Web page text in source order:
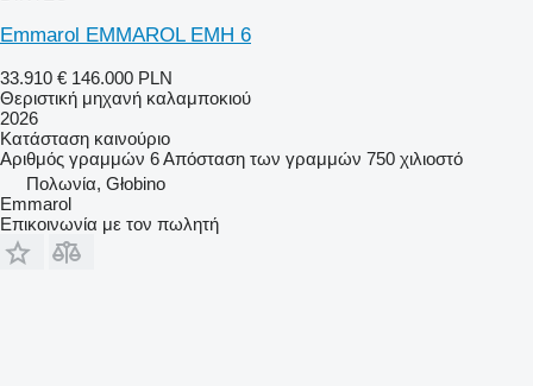
Emmarol EMMAROL EMH 6
33.910 € 146.000 PLN
Θεριστική μηχανή καλαμποκιού
2026
Κατάσταση καινούριο
Αριθμός γραμμών 6Απόσταση των γραμμών 750 χιλιοστό
Πολωνία, Głobino
Emmarol
Επικοινωνία με τον πωλητή